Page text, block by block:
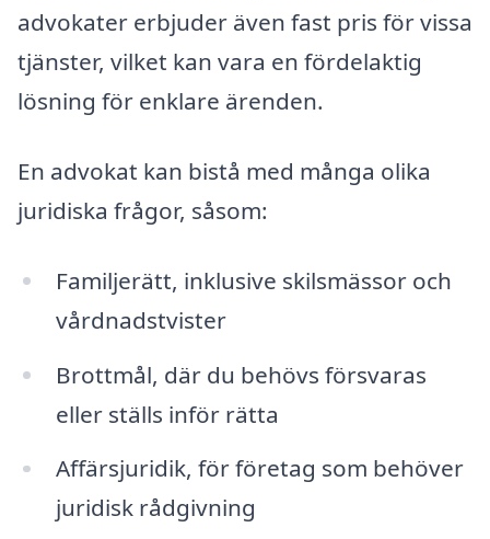
advokater erbjuder även fast pris för vissa
tjänster, vilket kan vara en fördelaktig
lösning för enklare ärenden.
En advokat kan bistå med många olika
juridiska frågor, såsom:
Familjerätt, inklusive skilsmässor och
vårdnadstvister
Brottmål, där du behövs försvaras
eller ställs inför rätta
Affärsjuridik, för företag som behöver
juridisk rådgivning